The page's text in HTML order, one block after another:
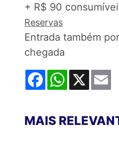
+ R$ 90
Reservas
Entrada também
chegada
FacebookWhatsApp
X
MAIS